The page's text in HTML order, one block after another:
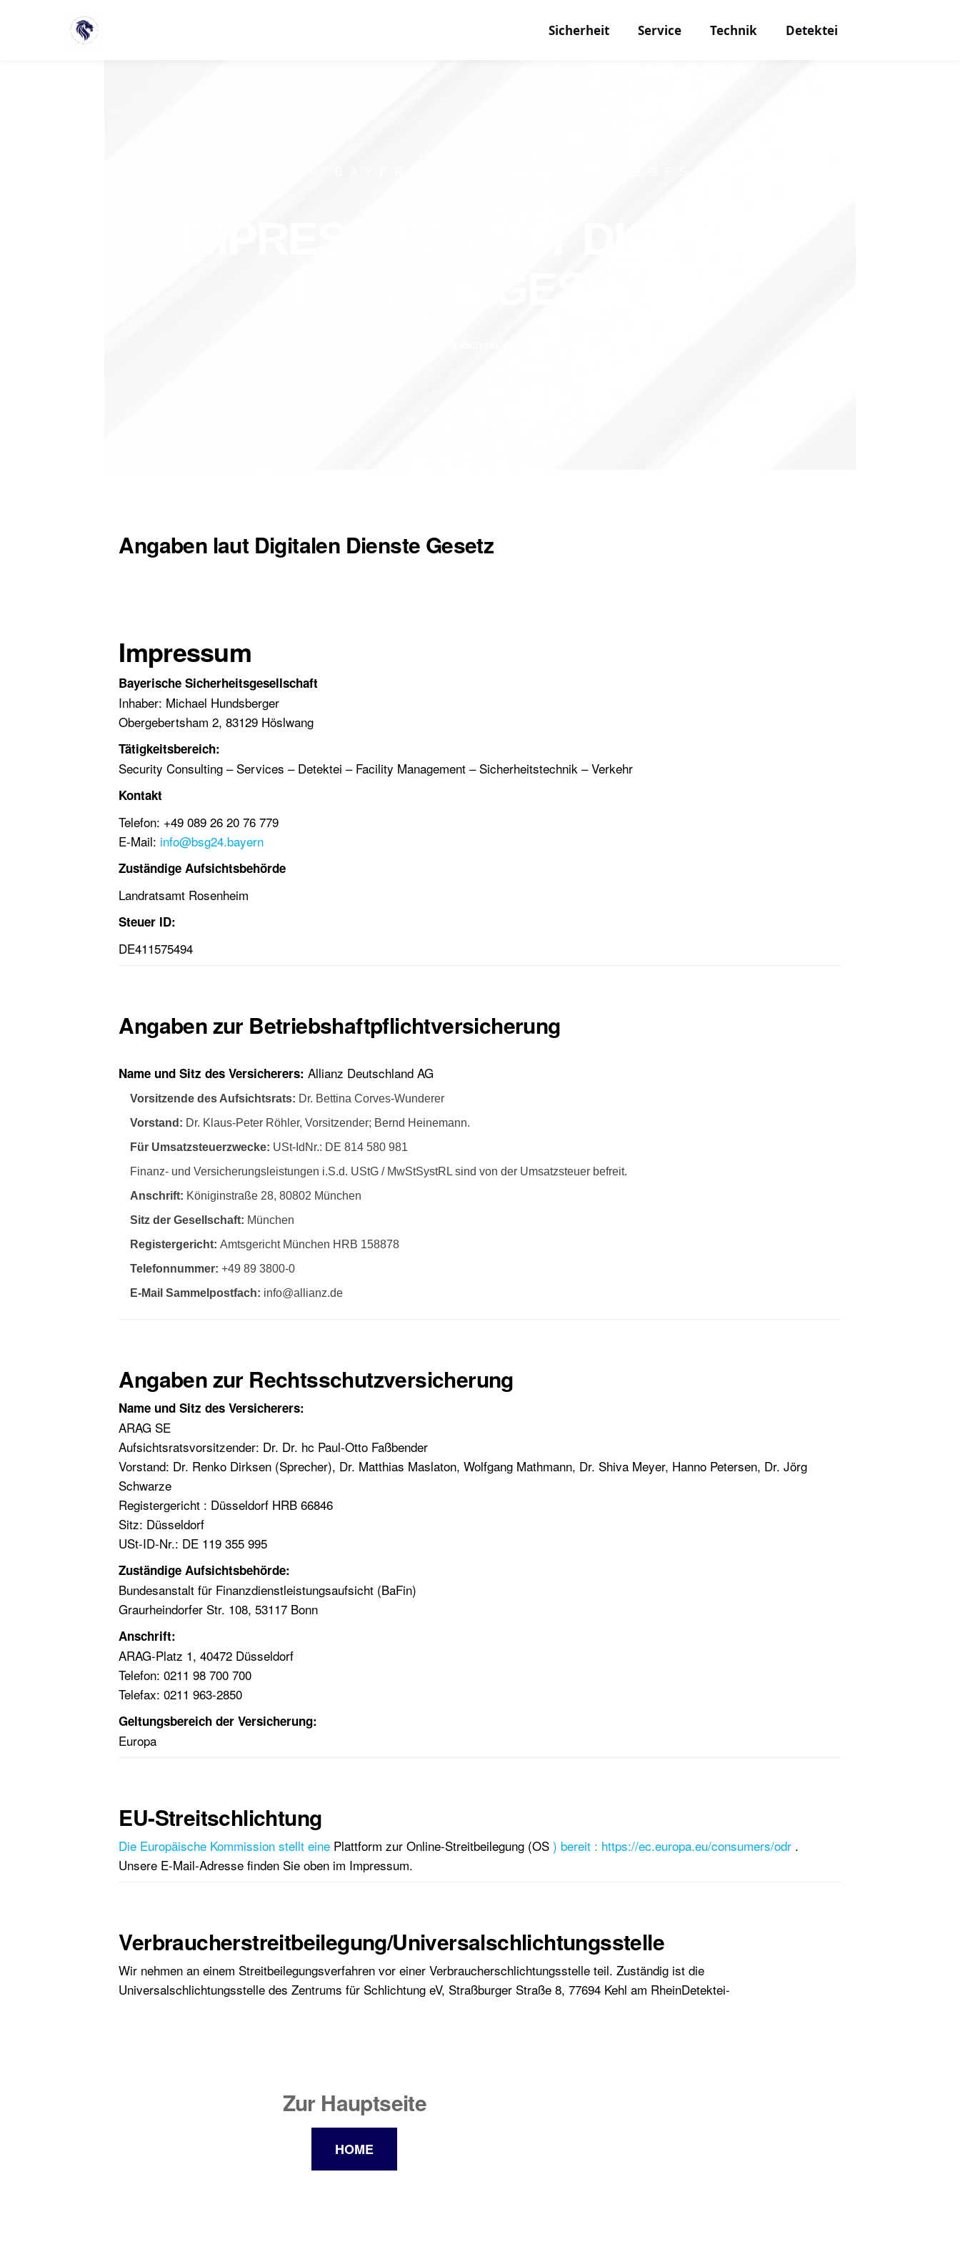
Sicherheit Service Technik Detektei
Angaben laut Digitalen Dienste Gesetz
Impressum
Bayerische Sicherheitsgesellschaft
Inhaber: Michael Hundsberger
Obergebertsham 2, 83129 Höslwang
Tätigkeitsbereich:
Security Consulting – Services – Detektei – Facility Management – Sicherheitstechnik – Verkehr
Kontakt
Telefon: +49 089 26 20 76 779
E-Mail: info@bsg24.bayern
Zuständige Aufsichtsbehörde
Landratsamt Rosenheim
Steuer ID:
DE411575494
Angaben zur Betriebshaftpflichtversicherung
Name und Sitz des Versicherers: Allianz Deutschland AG
Vorsitzende des Aufsichtsrats: Dr. Bettina Corves-Wunderer
Vorstand: Dr. Klaus-Peter Röhler, Vorsitzender; Bernd Heinemann.
Für Umsatzsteuerzwecke: USt-IdNr.: DE 814 580 981
Finanz- und Versicherungsleistungen i.S.d. UStG / MwStSystRL sind von der Umsatzsteuer befreit.
Anschrift: Königinstraße 28, 80802 München
Sitz der Gesellschaft: München
Registergericht: Amtsgericht München HRB 158878
Telefonnummer: +49 89 3800-0
E-Mail Sammelpostfach: info@allianz.de
Angaben zur Rechtsschutzversicherung
Name und Sitz des Versicherers:
ARAG SE
Aufsichtsratsvorsitzender: Dr. Dr. hc Paul-Otto Faßbender
Vorstand: Dr. Renko Dirksen (Sprecher), Dr. Matthias Maslaton, Wolfgang Mathmann, Dr. Shiva Meyer, Hanno Petersen, Dr. Jörg
Schwarze
Registergericht : Düsseldorf HRB 66846
Sitz: Düsseldorf
USt-ID-Nr.: DE 119 355 995
Zuständige Aufsichtsbehörde:
Bundesanstalt für Finanzdienstleistungsaufsicht (BaFin)
Graurheindorfer Str. 108, 53117 Bonn
Anschrift:
ARAG-Platz 1, 40472 Düsseldorf
Telefon: 0211 98 700 700
Telefax: 0211 963-2850
Geltungsbereich der Versicherung:
Europa
EU-Streitschlichtung
Die Europäische Kommission stellteine Plattform zur Online-Streitbeilegung (OS) bereit : https://ec.europa.eu/consumers/odr .
Unsere E-Mail-Adresse finden Sie oben im Impressum.
Verbraucherstreitbeilegung/Universalschlichtungsstelle
Wir nehmen an einem Streitbeilegungsverfahren vor einer Verbraucherschlichtungsstelle teil. Zuständig ist die
Universalschlichtungsstelle des Zentrums für Schlichtung eV, Straßburger Straße 8, 77694 Kehl am RheinDetektei-
Zur Hauptseite
HOME